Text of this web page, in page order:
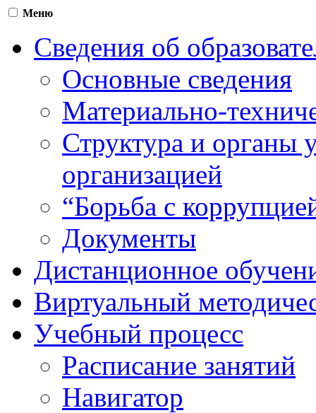
Меню
Сведения об
Основные сведения
Материально-
Структура и органы
организацией
“Борьба с
Документы
Дистанционное
Виртуальный
Учебный процесс
Расписание занятий
Навигатор